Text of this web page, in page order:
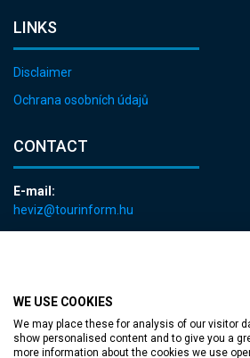
WE USE COOKIES
We may place these for analysis of our visitor
show personalised content and to give you a
more information about the cookies we use
LINKS
Disclaimer
Ochrana osobních údajů
CONTACT
E-mail:
heviz@tourinform.hu